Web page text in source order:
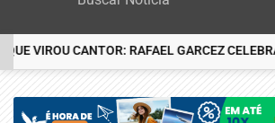
VIROU CANTOR: RAFAEL GARCEZ CELEBRA